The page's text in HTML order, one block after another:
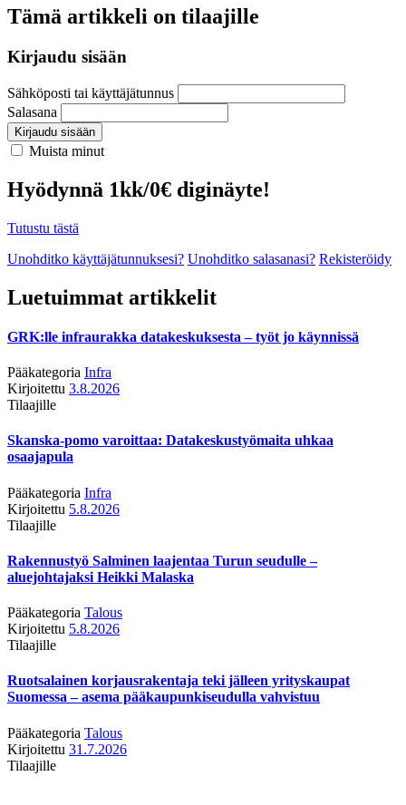
Tämä artikkeli on tilaajille
Kirjaudu sisään
Sähköposti tai käyttäjätunnus
Salasana
Kirjaudu sisään
Muista minut
Hyödynnä 1kk/0€ diginäyte!
Tutustu tästä
Unohditko käyttäjätunnuksesi? Unohditko salasanasi? Rekisteröidy
Luetuimmat artikkelit
GRK:lle infraurakka datakeskuksesta – työt jo käynnissä
Pääkategoria Infra
Kirjoitettu 3.8.2026
Tilaajille
Skanska-pomo varoittaa: Datakeskustyömaita uhkaa
osaajapula
Pääkategoria Infra
Kirjoitettu 5.8.2026
Tilaajille
Rakennustyö Salminen laajentaa Turun seudulle –
aluejohtajaksi Heikki Malaska
Pääkategoria Talous
Kirjoitettu 5.8.2026
Tilaajille
Ruotsalainen korjausrakentaja teki jälleen yrityskaupat
Suomessa – asema pääkaupunkiseudulla vahvistuu
Pääkategoria Talous
Kirjoitettu 31.7.2026
Tilaajille